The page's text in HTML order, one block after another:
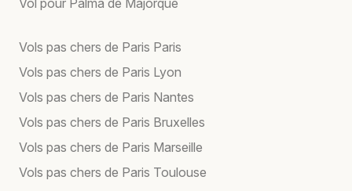
Vols pas chers de Paris Paris
Vols pas chers de Paris Lyon
Vols pas chers de Paris Nantes
Vols pas chers de Paris Bruxelles
Vols pas chers de Paris Marseille
Vols pas chers de Paris Toulouse